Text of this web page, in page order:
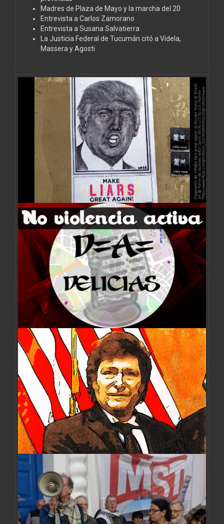
Madres de Plaza de Mayo y la marcha del 20
Entrevista a Carlos Zamorano
Entrevista a Susana Salvatierra
La Justicia Federal de Tucumán citó a Videla,
Massera y Agosti